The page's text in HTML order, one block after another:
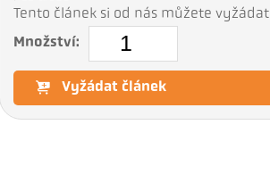
Tento článek si od nás můžete vyžádat
Množství:
Vyžádat článek